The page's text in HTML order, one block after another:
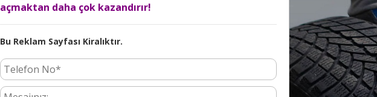
açmaktan daha çok kazandırır!
Bu Reklam Sayfası Kiralıktır.